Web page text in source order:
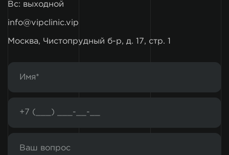
Вс: выходной
info@vipclinic.vip
Москва, Чистопрудный б-р, д. 17, стр. 1